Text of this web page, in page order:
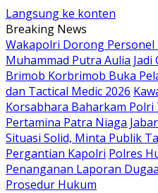
Langsung ke konten
Breaking News
Wakapolri Dorong Personel
Muhammad Putra Aulia Jadi
Brimob Korbrimob Buka
dan Tactical Medic 2026
Korsabhara Baharkam
Pertamina Patra Niaga Jabar
Situasi Solid, Minta Publik
Pergantian Kapolri Polres
Penanganan Laporan
Prosedur Hukum